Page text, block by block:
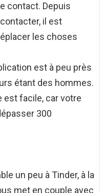
contact. Depuis
il est
les choses
est à peu près
étant des hommes.
est facile, car votre
300
un peu à Tinder, à la
met en couple avec